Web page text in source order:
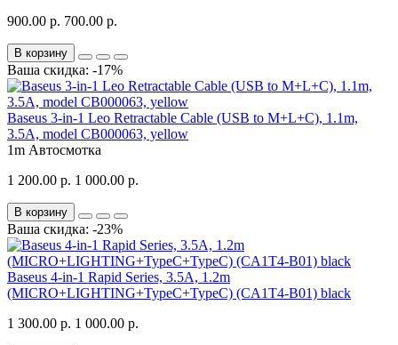
900.00 р. 700.00 р.
В корзину
Ваша скидка: -17%
Baseus 3-in-1 Leo Retractable Cable (USB to M+L+C), 1.1m,
3.5A, model CB000063, yellow
1m Автосмотка
1 200.00 р. 1 000.00 р.
В корзину
Ваша скидка: -23%
Baseus 4-in-1 Rapid Series, 3.5A, 1.2m
(MICRO+LIGHTING+TypeC+TypeC) (CA1T4-B01) black
1 300.00 р. 1 000.00 р.